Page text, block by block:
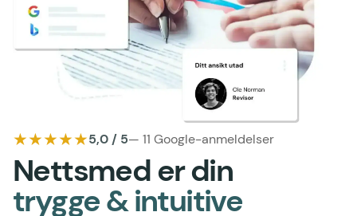
★★★★★5,0 / 5— 11 Google-anmeldelser
Nettsmed er din
trygge & intuitive